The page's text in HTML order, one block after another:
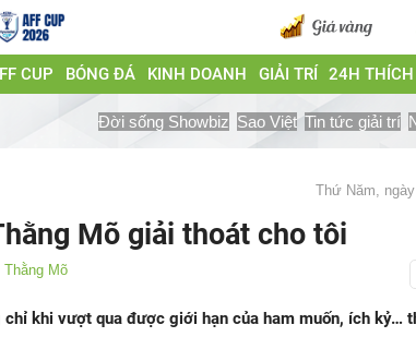
CUP BÓNG ĐÁ KINH DOANH GIẢI TRÍ 24H
Đời sống Showbiz Sao Việt Tin tức giải trí
Thứ Năm,
Mõ giải thoát cho tôi
Mõ
khi vượt qua được giới hạn của ham muốn, ích kỷ…